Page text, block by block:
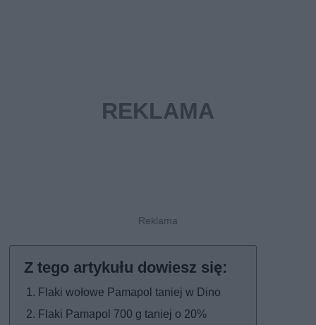
Flaki wołowe Pamapol taniej w Dino
Flaki Pamapol 700 g taniej o 20%